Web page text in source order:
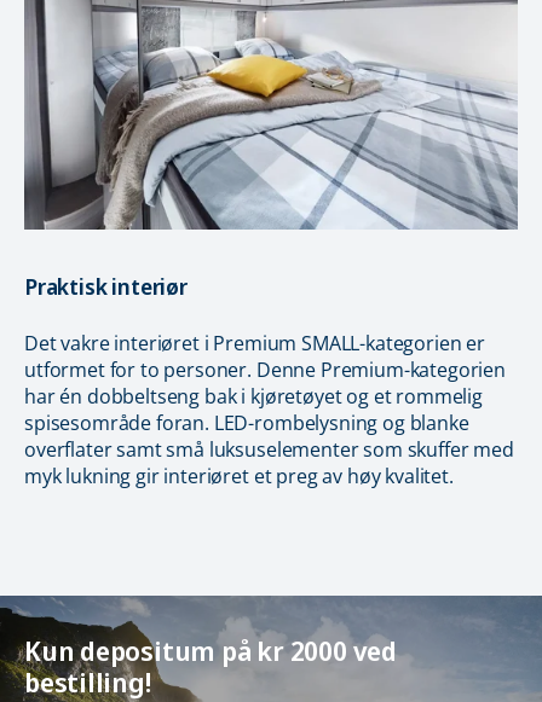
Praktisk interiør
Det vakre interiøret i Premium SMALL-kategorien er
utformet for to personer. Denne Premium-kategorien
har én dobbeltseng bak i kjøretøyet og et rommelig
spisesområde foran. LED-rombelysning og blanke
overflater samt små luksuselementer som skuffer med
myk lukning gir interiøret et preg av høy kvalitet.
Kun depositum på kr 2000 ved
bestilling!